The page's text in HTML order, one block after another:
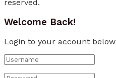
reserved.
Welcome Back!
Login to your account below